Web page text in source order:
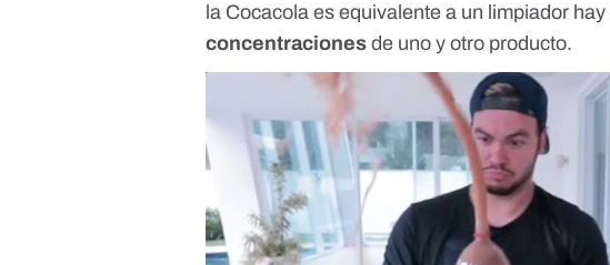
la Cocacola es equivalente a un limpiador
concentraciones de uno y otro producto.